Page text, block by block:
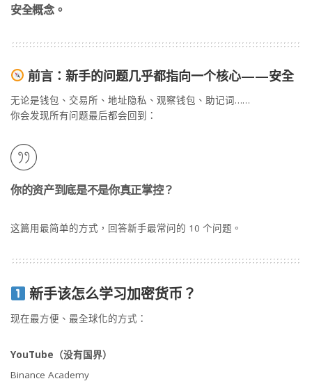
安全概念。
前言：新手的问题几乎都指向一个核心——安全
无论是钱包、交易所、地址隐私、观察钱包、助记词……
你会发现所有问题最后都会回到：
你的资产到底是不是你真正掌控？
这篇用最简单的方式，回答新手最常问的 10 个问题。
新手该怎么学习加密货币？
现在最方便、最全球化的方式：
YouTube（没有国界）
Binance Academy